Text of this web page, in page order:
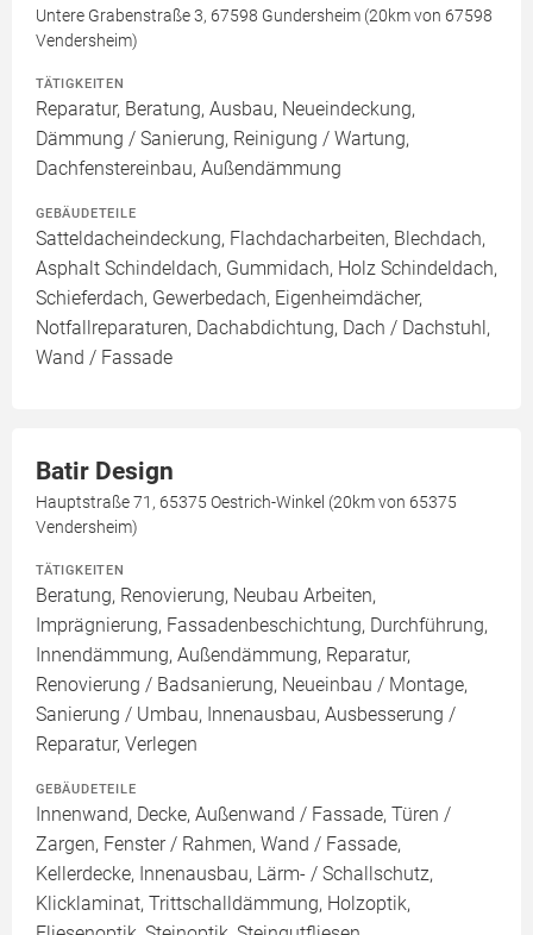
Untere Grabenstraße 3, 67598 Gundersheim (20km von 67598
Vendersheim)
TÄTIGKEITEN
Reparatur, Beratung, Ausbau, Neueindeckung,
Dämmung / Sanierung, Reinigung / Wartung,
Dachfenstereinbau, Außendämmung
GEBÄUDETEILE
Satteldacheindeckung, Flachdacharbeiten, Blechdach,
Asphalt Schindeldach, Gummidach, Holz Schindeldach,
Schieferdach, Gewerbedach, Eigenheimdächer,
Notfallreparaturen, Dachabdichtung, Dach / Dachstuhl,
Wand / Fassade
Batir Design
Hauptstraße 71, 65375 Oestrich-Winkel (20km von 65375
Vendersheim)
TÄTIGKEITEN
Beratung, Renovierung, Neubau Arbeiten,
Imprägnierung, Fassadenbeschichtung, Durchführung,
Innendämmung, Außendämmung, Reparatur,
Renovierung / Badsanierung, Neueinbau / Montage,
Sanierung / Umbau, Innenausbau, Ausbesserung /
Reparatur, Verlegen
GEBÄUDETEILE
Innenwand, Decke, Außenwand / Fassade, Türen /
Zargen, Fenster / Rahmen, Wand / Fassade,
Kellerdecke, Innenausbau, Lärm- / Schallschutz,
Klicklaminat, Trittschalldämmung, Holzoptik,